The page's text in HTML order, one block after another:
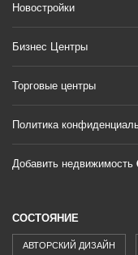
Новостройки
Бизнес Центры
Торговые центры
Политика
Добавить недвижимость
СОСТОЯНИЕ
АВТОРСКИЙ ДИЗАЙН